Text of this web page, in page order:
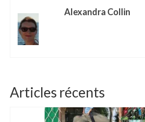
Alexandra Collin
Articles récents